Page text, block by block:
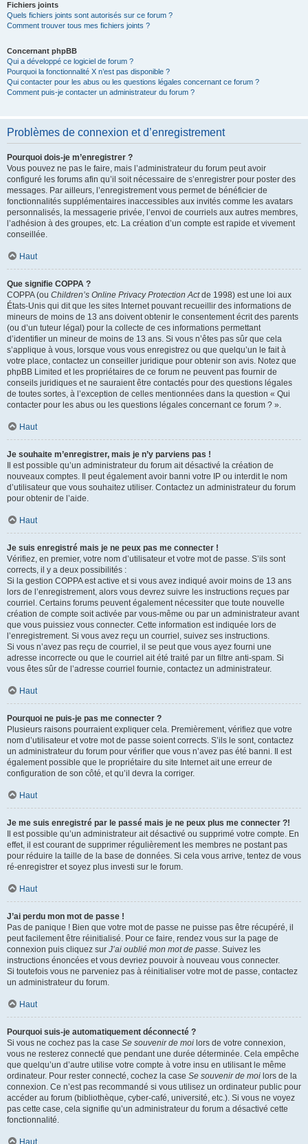
Fichiers joints
Quels fichiers joints sont autorisés sur ce forum ?
Comment trouver tous mes fichiers joints ?
Concernant phpBB
Qui a développé ce logiciel de forum ?
Pourquoi la fonctionnalité X n’est pas disponible ?
Qui contacter pour les abus ou les questions légales concernant ce forum ?
Comment puis-je contacter un administrateur du forum ?
Problèmes de connexion et d’enregistrement
Pourquoi dois-je m’enregistrer ?
Vous pouvez ne pas le faire, mais l’administrateur du forum peut avoir
configuré les forums afin qu’il soit nécessaire de s’enregistrer pour poster des
messages. Par ailleurs, l’enregistrement vous permet de bénéficier de
fonctionnalités supplémentaires inaccessibles aux invités comme les avatars
personnalisés, la messagerie privée, l’envoi de courriels aux autres membres,
l’adhésion à des groupes, etc. La création d’un compte est rapide et vivement
conseillée.
Haut
Que signifie COPPA ?
COPPA (ou Children’s Online Privacy Protection Actde 1998) est une loi aux
États-Unis qui dit que les sites Internet pouvant recueillir des informations de
mineurs de moins de 13 ans doivent obtenir le consentement écrit des parents
(ou d’un tuteur légal) pour la collecte de ces informations permettant
d’identifier un mineur de moins de 13 ans. Si vous n’êtes pas sûr que cela
s’applique à vous, lorsque vous vous enregistrez ou que quelqu’un le fait à
votre place, contactez un conseiller juridique pour obtenir son avis. Notez que
phpBB Limited et les propriétaires de ce forum ne peuvent pas fournir de
conseils juridiques et ne sauraient être contactés pour des questions légales
de toutes sortes, à l’exception de celles mentionnées dans la question « Qui
contacter pour les abus ou les questions légales concernant ce forum ? ».
Haut
Je souhaite m’enregistrer, mais je n’y parviens pas !
Il est possible qu’un administrateur du forum ait désactivé la création de
nouveaux comptes. Il peut également avoir banni votre IP ou interdit le nom
d’utilisateur que vous souhaitez utiliser. Contactez un administrateur du forum
pour obtenir de l’aide.
Haut
Je suis enregistré mais je ne peux pas me connecter !
Vérifiez, en premier, votre nom d’utilisateur et votre mot de passe. S’ils sont
corrects, il y a deux possibilités :
Si la gestion COPPA est active et si vous avez indiqué avoir moins de 13 ans
lors de l’enregistrement, alors vous devrez suivre les instructions reçues par
courriel. Certains forums peuvent également nécessiter que toute nouvelle
création de compte soit activée par vous-même ou par un administrateur avant
que vous puissiez vous connecter. Cette information est indiquée lors de
l’enregistrement. Si vous avez reçu un courriel, suivez ses instructions.
Si vous n’avez pas reçu de courriel, il se peut que vous ayez fourni une
adresse incorrecte ou que le courriel ait été traité par un filtre anti-spam. Si
vous êtes sûr de l’adresse courriel fournie, contactez un administrateur.
Haut
Pourquoi ne puis-je pas me connecter ?
Plusieurs raisons pourraient expliquer cela. Premièrement, vérifiez que votre
nom d’utilisateur et votre mot de passe soient corrects. S’ils le sont, contactez
un administrateur du forum pour vérifier que vous n’avez pas été banni. Il est
également possible que le propriétaire du site Internet ait une erreur de
configuration de son côté, et qu’il devra la corriger.
Haut
Je me suis enregistré par le passé mais je ne peux plus me connecter ?!
Il est possible qu’un administrateur ait désactivé ou supprimé votre compte. En
effet, il est courant de supprimer régulièrement les membres ne postant pas
pour réduire la taille de la base de données. Si cela vous arrive, tentez de vous
ré-enregistrer et soyez plus investi sur le forum.
Haut
J’ai perdu mon mot de passe !
Pas de panique ! Bien que votre mot de passe ne puisse pas être récupéré, il
peut facilement être réinitialisé. Pour ce faire, rendez vous sur la page de
connexion puis cliquez sur J’ai oublié mon mot de passe. Suivez les
instructions énoncées et vous devriez pouvoir à nouveau vous connecter.
Si toutefois vous ne parveniez pas à réinitialiser votre mot de passe, contactez
un administrateur du forum.
Haut
Pourquoi suis-je automatiquement déconnecté ?
Si vous ne cochez pas la case Se souvenir de moi lors de votre connexion,
vous ne resterez connecté que pendant une durée déterminée. Cela empêche
que quelqu’un d’autre utilise votre compte à votre insu en utilisant le même
ordinateur. Pour rester connecté, cochez la case Se souvenir de moi lors de la
connexion. Ce n’est pas recommandé si vous utilisez un ordinateur public pour
accéder au forum (bibliothèque, cyber-café, université, etc.). Si vous ne voyez
pas cette case, cela signifie qu’un administrateur du forum a désactivé cette
fonctionnalité.
Haut